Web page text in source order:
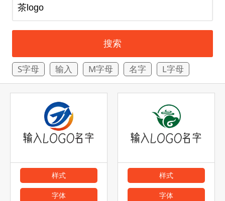
搜索
S字母 输入 M字母 名字 L字母
样式
字体
样式
字体